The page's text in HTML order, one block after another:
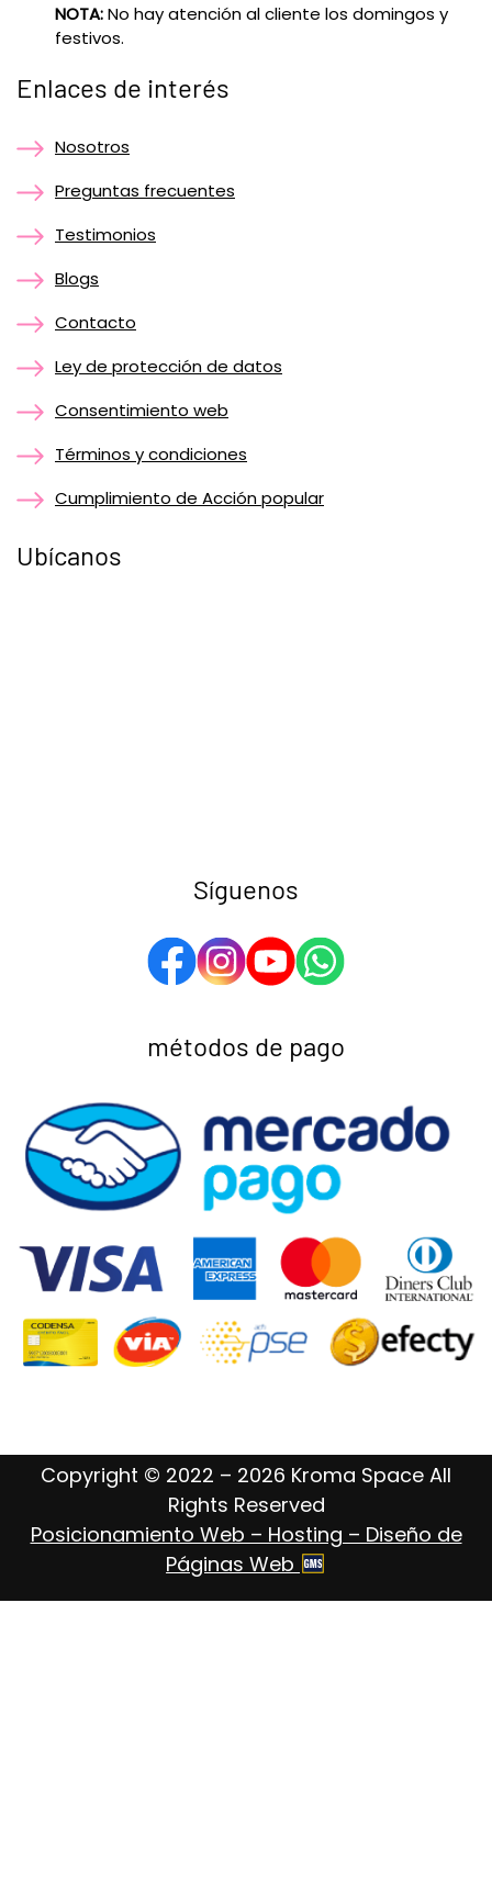
NOTA:No hay atención al cliente los domingos y
festivos.
Enlaces de interés
Nosotros
Preguntas frecuentes
Testimonios
Blogs
Contacto
Ley de protección de datos
Consentimiento web
Términos y condiciones
Cumplimiento de Acción popular
Ubícanos
Síguenos
métodos de pago
Copyright © 2022 – 2026 Kroma Space All
Rights Reserved
Posicionamiento Web – Hosting – Diseño de
Páginas Web